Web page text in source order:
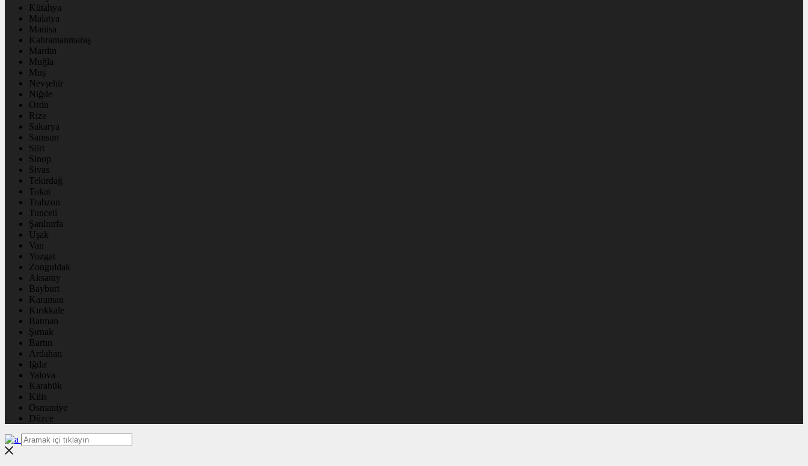
Kütahya
Malatya
Manisa
Kahramanmaraş
Mardin
Muğla
Muş
Nevşehir
Niğde
Ordu
Rize
Sakarya
Samsun
Siirt
Sinop
Sivas
Tekirdağ
Tokat
Trabzon
Tunceli
Şanlıurfa
Uşak
Van
Yozgat
Zonguldak
Aksaray
Bayburt
Karaman
Kırıkkale
Batman
Şırnak
Bartın
Ardahan
Iğdır
Yalova
Karabük
Kilis
Osmaniye
Düzce